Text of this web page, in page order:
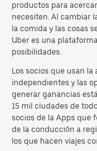
productos para
necesiten. Al cambiar
la comida y las cosas
Uber es una
posibilidades.
Los socios que usan
independientes y las
generar ganancias
15 mil ciudades de
socios de la Apps que
de la conducción a
los que hacen viajes